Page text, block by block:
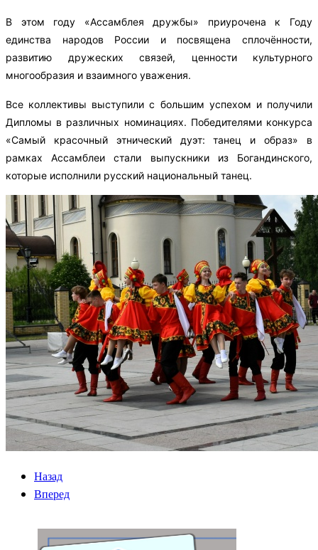
В этом году «Ассамблея дружбы» приурочена к Году
единства народов России и посвящена сплочённости,
развитию дружеских связей, ценности культурного
многообразия и взаимного уважения.
Все коллективы выступили с большим успехом и получили
Дипломы в различных номинациях. Победителями конкурса
«Самый красочный этнический дуэт: танец и образ» в
рамках Ассамблеи стали выпускники из Богандинского,
которые исполнили русский национальный танец.
Назад
Вперед